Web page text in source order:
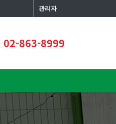
관리자
02-863-8999